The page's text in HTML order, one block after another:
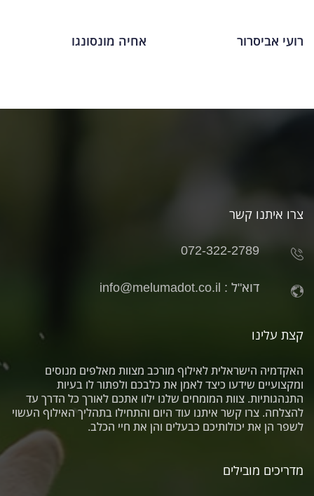
רועי אביסרור אחיה מונסונגו
צרו איתנו קשר
072-322-2789
דוא"ל : info@melumadot.co.il
מדריכים מובילים
קצת עלינו
האקדמיה הישראלית לאילוף מורכב מצוות מאלפים מנוסים
ומקצועיים שידעו כיצד לאמן את כלבכם ולפתור לו בעיות
התנהגותיות. צוות המומחים שלנו ילוו אתכם לאורך כל הדרך עד
להצלחה. צרו קשר איתנו עוד היום והתחילו בתהליך האילוף העשוי
לשפר הן את יכולותיכם כבעלים והן את חיי הכלב.